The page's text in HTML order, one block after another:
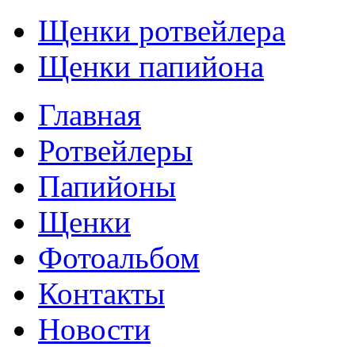
Щенки ротвейлера
Щенки папийона
Главная
Ротвейлеры
Папийоны
Щенки
Фотоальбом
Контакты
Новости